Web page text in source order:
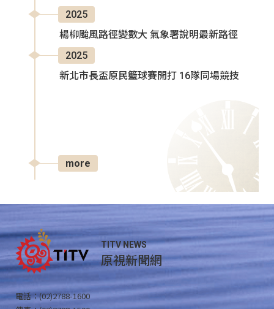
2025
楊柳颱風路徑變數大 氣象署說明最新路徑
2025
新北市長盃原民籃球賽開打 16隊同場競技
more
TITV NEWS
原視新聞網
電話：(02)2788-1600